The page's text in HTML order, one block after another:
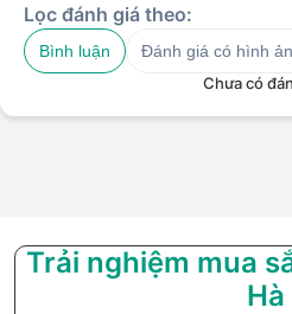
Lọc đánh giá theo:
Bình luận Đánh giá có hình
Chưa có
Trải nghiệm mua
Hà